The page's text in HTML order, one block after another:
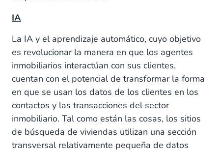
IA
La IA y el aprendizaje automático, cuyo objetivo
es revolucionar la manera en que los agentes
inmobiliarios interactúan con sus clientes,
cuentan con el potencial de transformar la forma
en que se usan los datos de los clientes en los
contactos y las transacciones del sector
inmobiliario. Tal como están las cosas, los sitios
de búsqueda de viviendas utilizan una sección
transversal relativamente pequeña de datos